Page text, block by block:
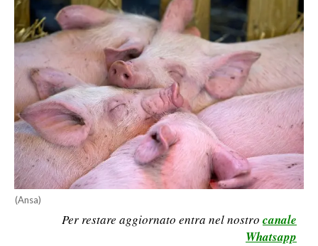
CRONACA
ITALIA
MONDO
POLITICA
ECONOMIA
SERVIZI ALLE IMPRESE
LAVORO
BANDI
(Ansa)
Per restare aggiornato entra nel nostro canale
Whatsapp